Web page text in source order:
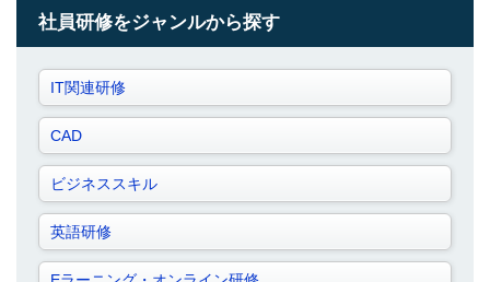
社員研修をジャンルから探す
IT関連研修
CAD
ビジネススキル
英語研修